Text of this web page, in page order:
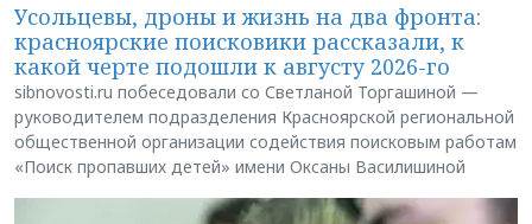
Усольцевы, дроны и жизнь на два фронта:
красноярские поисковики рассказали, к
какой черте подошли к августу 2026-го
sibnovosti.ru побеседовали со Светланой Торгашиной —
руководителем подразделения Красноярской региональной
общественной организации содействия поисковым работам
«Поиск пропавших детей» имени Оксаны Василишиной